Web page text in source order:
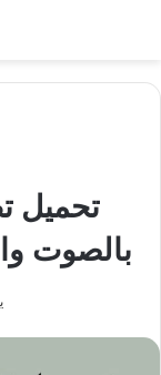
تحميل
بالصوت